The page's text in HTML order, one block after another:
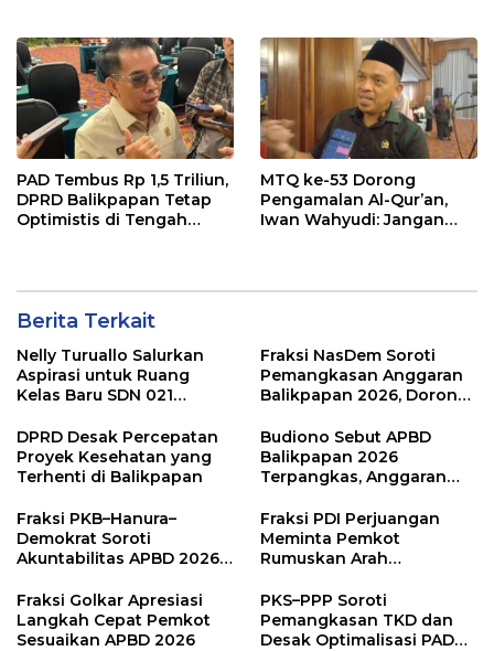
PAD Tembus Rp 1,5 Triliun,
DPRD Balikpapan Tetap
Optimistis di Tengah
MTQ ke-53 Dorong
Pengamalan Al-Qur’an,
Iwan Wahyudi: Jangan
Berita Terkait
Nelly Turuallo Salurkan
Aspirasi untuk Ruang
Kelas Baru SDN 021
Fraksi NasDem Soroti
Pemangkasan Anggaran
Balikpapan 2026, Dorong
Publik
DPRD Desak Percepatan
Proyek Kesehatan yang
Terhenti di Balikpapan
Budiono Sebut APBD
Balikpapan 2026
Terpangkas, Anggaran
Fraksi PKB–Hanura–
Demokrat Soroti
Akuntabilitas APBD 2026
Pengawasan Belanja
Modal
Fraksi PDI Perjuangan
Meminta Pemkot
Rumuskan Arah
Terukur sebagai
Penyangga IKN
Fraksi Golkar Apresiasi
Langkah Cepat Pemkot
Sesuaikan APBD 2026
PKS–PPP Soroti
Pemangkasan TKD dan
Desak Optimalisasi PAD